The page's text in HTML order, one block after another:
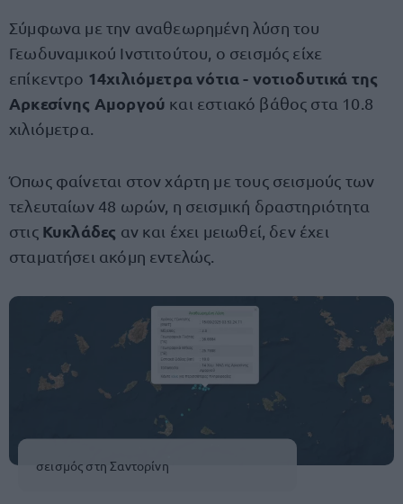
Σύμφωνα με την αναθεωρημένη λύση του
Γεωδυναμικού Ινστιτούτου, ο σεισμός είχε
επίκεντρο 14χιλιόμετρα νότια - νοτιοδυτικά της
Αρκεσίνης Αμοργού και εστιακό βάθος στα 10.8
χιλιόμετρα.
Όπως φαίνεται στον χάρτη με τους σεισμούς των
τελευταίων 48 ωρών, η σεισμική δραστηριότητα
στις Κυκλάδες αν και έχει μειωθεί, δεν έχει
σταματήσει ακόμη εντελώς.
σεισμός στη Σαντορίνη